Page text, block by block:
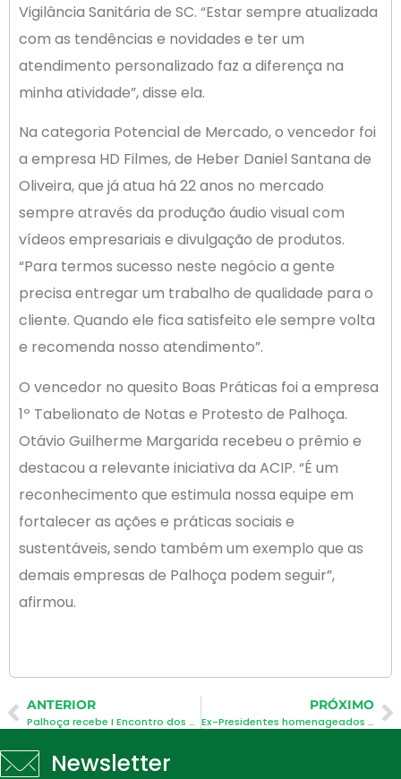
Vigilância Sanitária de SC. “Estar sempre atualizada
com as tendências e novidades e ter um
atendimento personalizado faz a diferença na
minha atividade”, disse ela.
Na categoria Potencial de Mercado, o vencedor foi
a empresa HD Filmes, de Heber Daniel Santana de
Oliveira, que já atua há 22 anos no mercado
sempre através da produção áudio visual com
vídeos empresariais e divulgação de produtos.
“Para termos sucesso neste negócio a gente
precisa entregar um trabalho de qualidade para o
cliente. Quando ele fica satisfeito ele sempre volta
e recomenda nosso atendimento”.
O vencedor no quesito Boas Práticas foi a empresa
1º Tabelionato de Notas e Protesto de Palhoça.
Otávio Guilherme Margarida recebeu o prêmio e
destacou a relevante iniciativa da ACIP. “É um
reconhecimento que estimula nossa equipe em
fortalecer as ações e práticas sociais e
sustentáveis, sendo também um exemplo que as
demais empresas de Palhoça podem seguir”,
afirmou.
ANTERIOR
Palhoça recebe I Encontro dos Núcleos de Inovação de SC
PRÓXIMO
Ex-Presidentes homenageados pelos 25 anos
Newsletter